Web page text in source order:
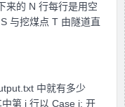
来的 N 行每行是用空
挖煤点 T 由隧道直
中就有多少
第 i 行以 Case i: 开